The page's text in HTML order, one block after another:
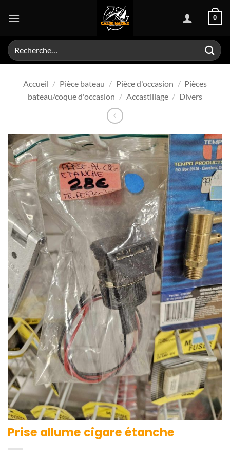
0
Recherche
pour :
Accueil / Pièce bateau / Pièce d'occasion / Pièces
bateau/coque d'occasion / Accastillage / Divers
Prise allume cigare étanche